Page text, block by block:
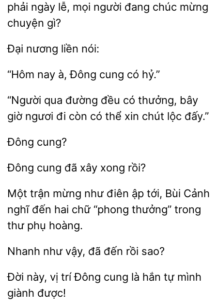
phải ngày
mọi
đang chúc mừng
chuyện gì?
nương
“Hôm cung có hỷ.”
“Người qua đường đều có thưởng, bây
ngươi đi còn có thể xin
lộc
đã xong rồi?
Một
mừng như điên ập tới, Bùi Cảnh
nghĩ đến
chữ
thưởng” trong
thư phụ hoàng.
Nhanh như vậy, sao?
Đời này, vị trí Đông cung
hắn
giành được!